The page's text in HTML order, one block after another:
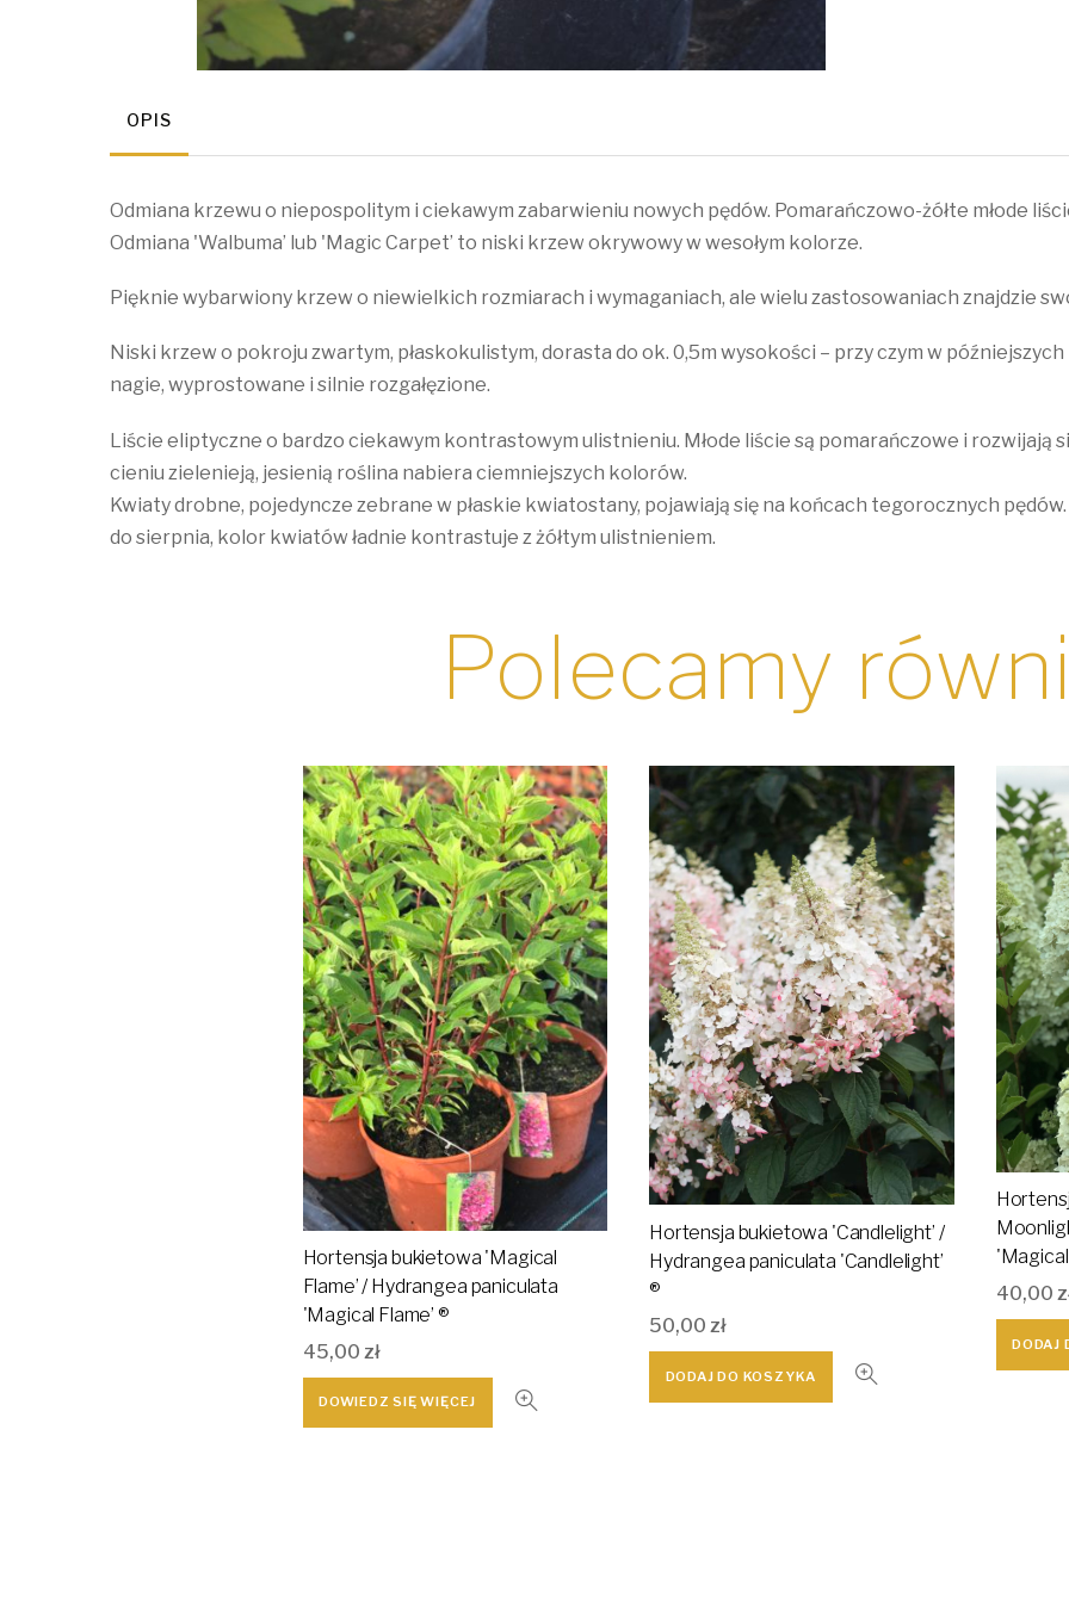
OPIS
Odmiana krzewu o niepospolitym i ciekawym zabarwieniu nowych pędów. Pomarańczowo-żółte młode
Odmiana 'Walbuma’ lub 'Magic Carpet’ to niski krzew okrywowy w wesołym kolorze.
Pięknie wybarwiony krzew o niewielkich rozmiarach i wymaganiach, ale wielu zastosowaniach znajdzie
Niski krzew o pokroju zwartym, płaskokulistym, dorasta do ok. 0,5m wysokości – przy czym w
nagie, wyprostowane i silnie rozgałęzione.
Liście eliptyczne o bardzo ciekawym kontrastowym ulistnieniu. Młode liście są pomarańczowe i rozwijają
cieniu zielenieją, jesienią roślina nabiera ciemniejszych kolorów.
Kwiaty drobne, pojedyncze zebrane w płaskie kwiatostany, pojawiają się na końcach tegorocznych
do sierpnia, kolor kwiatów ładnie kontrastuje z żółtym ulistnieniem.
Polecamy
Hortensja bukietowa 'Magical
Flame’ / Hydrangea paniculata
'Magical Flame’ ®
45,00 zł
DOWIEDZ SIĘ WIĘCEJ
Hortensja bukietowa 'Candlelight’ /
Hydrangea paniculata 'Candlelight’
®
50,00zł
DODAJ DO KOSZYKA
40,00
DODAJ